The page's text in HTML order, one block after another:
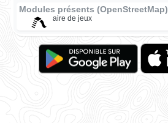
Modules présents (OpenStreetMap)
aire de jeux